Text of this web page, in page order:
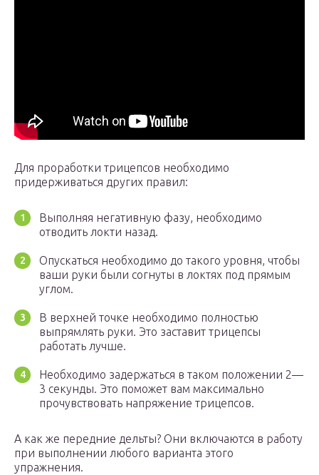
Для проработки трицепсов необходимо
придерживаться других правил:
Выполняя негативную фазу, необходимо
отводить локти назад.
Опускаться необходимо до такого уровня, чтобы
ваши руки были согнуты в локтях под прямым
углом.
В верхней точке необходимо полностью
выпрямлять руки. Это заставит трицепсы
работать лучше.
Необходимо задержаться в таком положении 2—
3 секунды. Это поможет вам максимально
прочувствовать напряжение трицепсов.
А как же передние дельты? Они включаются в работу
при выполнении любого варианта этого
упражнения.